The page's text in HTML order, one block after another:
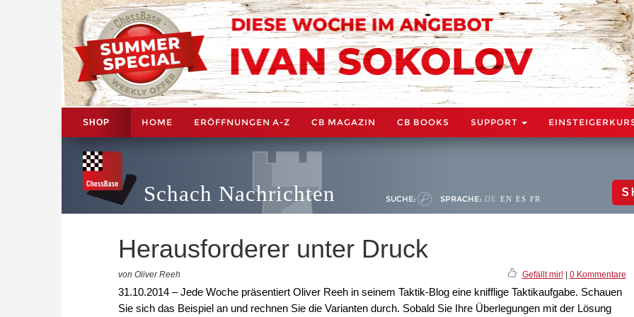
SHOP HOME ERÖFFNUNGEN A-Z CB MAGAZIN CB BOOKS SUPPORT
Schach Nachrichten SUCHE: SPRACHE: DE EN ES FR
Herausforderer unter Druck
von Oliver Reeh Gefällt mir!| 0 Kommentare
31.10.2014 – Jede Woche präsentiert Oliver Reeh in seinem Taktik-Blog eine knifflige Taktikaufgabe. Schauen
Sie sich das Beispiel an und rechnen Sie die Varianten durch. Sobald Sie Ihre Überlegungen mit der Lösung